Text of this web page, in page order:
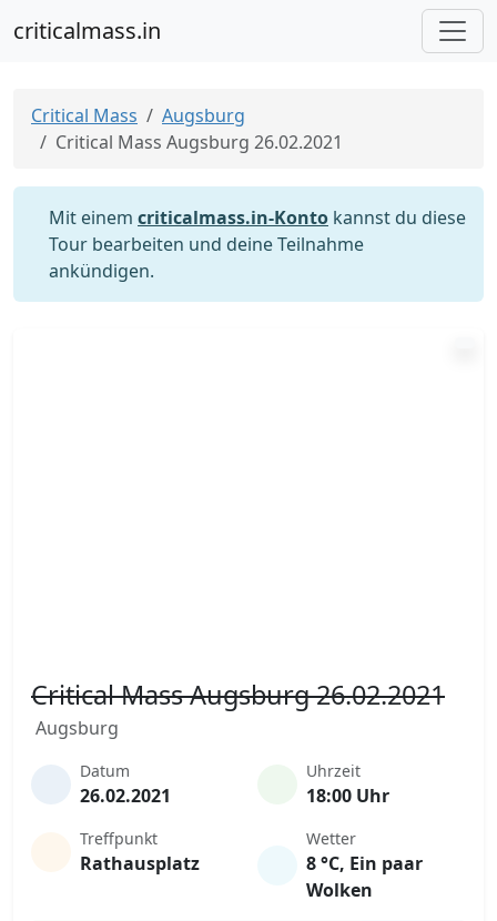
criticalmass.in
Critical Mass
Augsburg
Critical Mass Augsburg 26.02.2021
Mit einem criticalmass.in-Konto kannst du diese
Tour bearbeiten und deine Teilnahme
ankündigen.
Critical Mass Augsburg 26.02.2021
Augsburg
Datum
26.02.2021
Uhrzeit
18:00 Uhr
Treffpunkt
Rathausplatz
Wetter
8 °C, Ein paar
Wolken